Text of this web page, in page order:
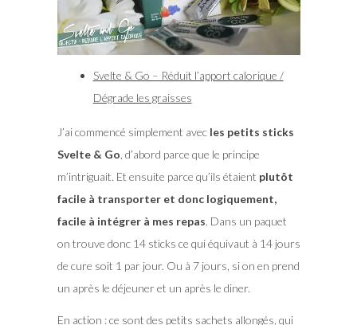
Svelte & Go – Réduit l’apport calorique /
Dégrade les graisses
J’ai commencé simplement avec les petits sticks
Svelte & Go , d’abord parce que le principe
m’intriguait. Et ensuite parce qu’ils étaient plutôt
facile à transporter et donc logiquement,
facile à intégrer à mes repas. Dans un paquet
on trouve donc 14 sticks ce qui équivaut à 14 jours
de cure soit 1 par jour. Ou à 7 jours, si on en prend
un après le déjeuner et un après le diner.
En action :ce sont des petits sachets allongés, qui